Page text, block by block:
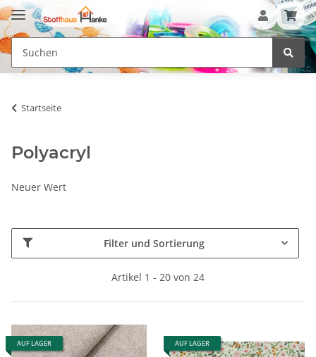
Startseite
Polyacryl
Neuer Wert
Filter und Sortierung
Artikel 1 - 20 von 24
AUF LAGER AUF LAGER